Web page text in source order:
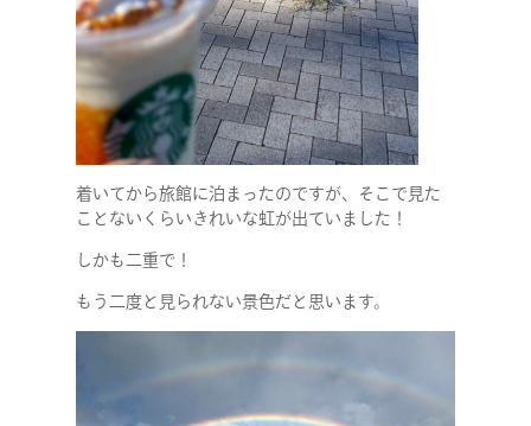
着いてから旅館に泊まったのですが、そこで見た
ことないくらいきれいな虹が出ていました！
しかも二重で！
もう二度と見られない景色だと思います。